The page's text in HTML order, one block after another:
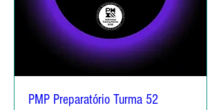
PMP Preparatório Turma 52